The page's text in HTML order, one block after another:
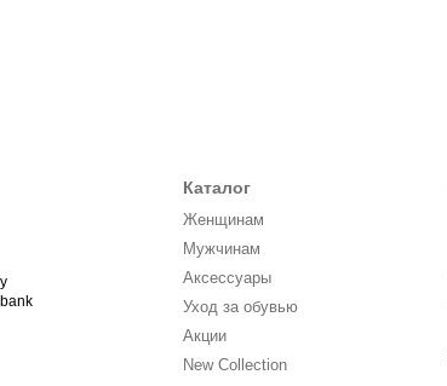
Каталог
Женщинам
Мужчинам
Аксессуары
Уход за обувью
Акции
New Collection